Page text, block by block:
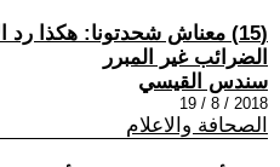
(15) معناش شحدتونا: هكذا
الضرائب غير المبرر
سندس القيسي
2018 / 8 / 19
الصحافة والاعلام